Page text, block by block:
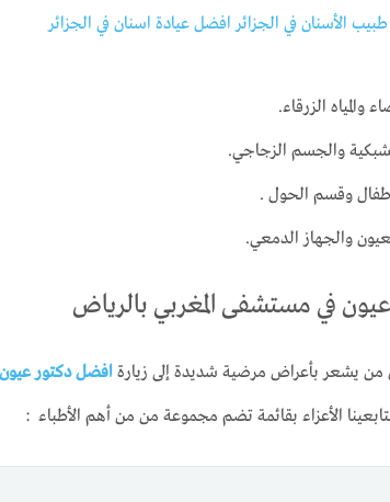
الأسنان في الجزائر افضل عيادة اسنان في الجزائر
والمياه الزرقاء.
والجسم الزجاجي.
وقسم الحول .
والجهاز الدمعي.
في مستشفى المغربي بالرياض
يشعر بأعراض مرضية شديدة إلى زيارة افضل دكتور
الأعزاء بقائمة تضم مجموعة من من أهم الأطباء :